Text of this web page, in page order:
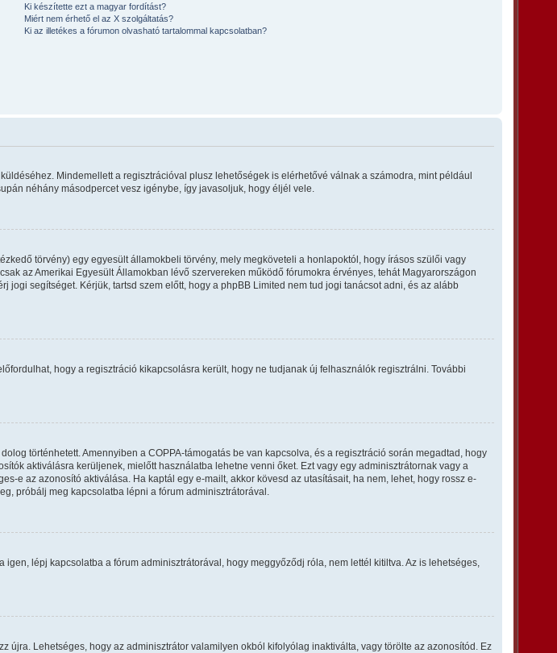
Ki készítette ezt a magyar fordítást?
Miért nem érhető el az X szolgáltatás?
Ki az illetékes a fórumon olvasható tartalommal kapcsolatban?
Mindemellett a regisztrációval plusz lehetőségek is elérhetővé válnak a számodra, mint például
néhány másodpercet vesz igénybe, így javasoljuk, hogy éljél vele.
törvény) egy egyesült államokbeli törvény, mely megköveteli a honlapoktól, hogy írásos szülői vagy
az Amerikai Egyesült Államokban lévő szervereken működő fórumokra érvényes, tehát Magyarországon
segítséget. Kérjük, tartsd szem előtt, hogy a phpBB Limited nem tud jogi tanácsot adni, és az alább
hogy a regisztráció kikapcsolásra került, hogy ne tudjanak új felhasználók regisztrálni. További
történhetett. Amennyiben a COPPA-támogatás be van kapcsolva, és a regisztráció során megadtad, hogy
aktiválásra kerüljenek, mielőtt használatba lehetne venni őket. Ezt vagy egy adminisztrátornak vagy a
e az azonosító aktiválása. Ha kaptál egy e-mailt, akkor kövesd az utasításait, ha nem, lehet, hogy rossz e-
próbálj meg kapcsolatba lépni a fórum adminisztrátorával.
lépj kapcsolatba a fórum adminisztrátorával, hogy meggyőződj róla, nem lettél kitiltva. Az is lehetséges,
Lehetséges, hogy az adminisztrátor valamilyen okból kifolyólag inaktiválta, vagy törölte az azonosítód. Ez